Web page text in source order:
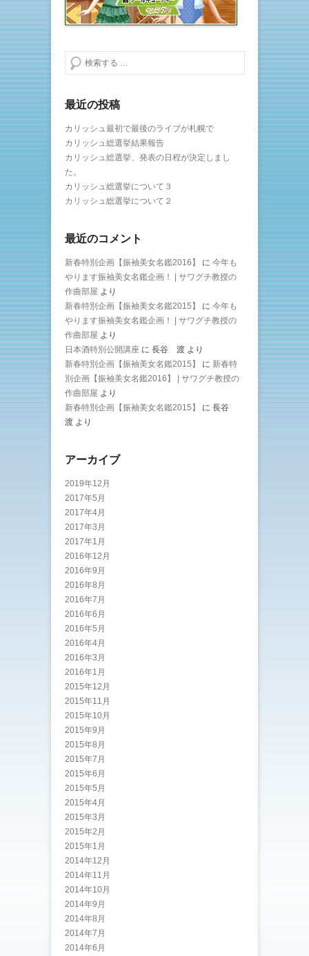
検索する
最近の投稿
カリッシュ最初で最後のライブが札幌で
カリッシュ総選挙結果報告
カリッシュ総選挙、発表の日程が決定しまし
た。
カリッシュ総選挙について３
カリッシュ総選挙について２
最近のコメント
新春特別企画【振袖美女名鑑2016】 に 今年も
やります振袖美女名鑑企画！ | サワグチ教授の
作曲部屋 より
新春特別企画【振袖美女名鑑2015】
に 今年も
やります振袖美女名鑑企画！ | サワグチ教授の
作曲部屋 より
日本酒特別公開講座 に 長谷 渡 より
新春特別企画【振袖美女名鑑2015】
に 新春特
別企画【振袖美女名鑑2016】 | サワグチ教授の
作曲部屋 より
新春特別企画【振袖美女名鑑2015】
に 長谷
渡 より
アーカイブ
2019年12月
2017年5月
2017年4月
2017年3月
2017年1月
2016年12月
2016年9月
2016年8月
2016年7月
2016年6月
2016年5月
2016年4月
2016年3月
2016年1月
2015年12月
2015年11月
2015年10月
2015年9月
2015年8月
2015年7月
2015年6月
2015年5月
2015年4月
2015年3月
2015年2月
2015年1月
2014年12月
2014年11月
2014年10月
2014年9月
2014年8月
2014年7月
2014年6月